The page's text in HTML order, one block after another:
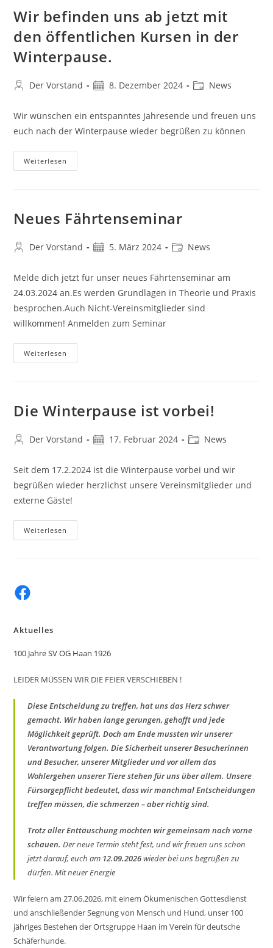
Statt.
Wir
Allen
Ein
Frohes
Neues
Wir befinden uns ab jetzt mit
den öffentlichen Kursen in der
Winterpause.
Beitrags-
Der Vorstand
Beitrag8. Dezember 2024
Beitrags-
News
Wir wünschen ein entspanntes Jahresende und freuen uns
euch nach der Winterpause wieder begrüßen zu können
Weiterlesen
Befinden
Den
Öffentlichen
Der
Winterpause.
Neues Fährtenseminar
Beitrags-
Der Vorstand
Beitrag5. März 2024
Beitrags-
News
Melde dich jetzt für unser neues Fährtenseminar am
24.03.2024 an.Es werden Grundlagen in Theorie und Praxis
besprochen.Auch Nicht-Vereinsmitglieder sind
willkommen! Anmelden zum Seminar
Weiterlesen
Fährtenseminar
Die Winterpause ist vorbei!
Beitrags-
Der Vorstand
Beitrag17. Februar 2024
Beitrags-
News
Seit dem 17.2.2024 ist die Winterpause vorbei und wir
begrüßen wieder herzlichst unsere Vereinsmitglieder und
externe Gäste!
Weiterlesen
Winterpause
Facebook
Aktuelles
100 Jahre SV OG Haan 1926
LEIDER MÜSSEN WIR DIE FEIER VERSCHIEBEN !
Diese Entscheidung zu treffen, hat uns das Herz schwer
gemacht. Wir haben lange gerungen, gehofft und jede
Möglichkeit geprüft. Doch am Ende mussten wir unserer
Verantwortung folgen. Die Sicherheit unserer Besucherinnen
und Besucher, unserer Mitglieder und vor allem das
Wohlergehen unserer Tiere stehen für uns über allem. Unsere
Fürsorgepflicht bedeutet, dass wir manchmal Entscheidungen
treffen müssen, die schmerzen – aber richtig sind.
Trotz aller Enttäuschung möchten wir gemeinsam nach vorne
schauen. Der neue Termin steht fest, und wir freuen uns schon
jetzt darauf, euch am 12.09.2026wieder bei uns begrüßen zu
dürfen. Mit neuer Energie
Wir feiern am 27.06.2026, mit einem Ökumenischen Gottesdienst
und anschließender Segnung von Mensch und Hund, unser 100
jähriges Bestehen der Ortsgruppe Haan im Verein für deutsche
Schäferhunde.